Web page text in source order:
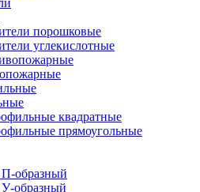
порошковые
углекислотные
квадратные
прямоугольные
образный
образный